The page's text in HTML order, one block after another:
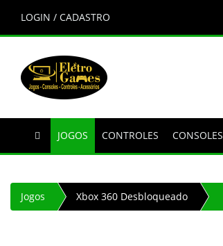
LOGIN / CADASTRO
JOGOS CONTROLES CONSOLES
Jogos Xbox 360 Desbloqueado